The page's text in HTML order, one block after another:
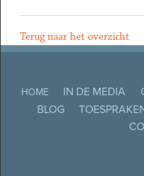
Terug naar het overzicht
HOME IN DE MEDIA
BLOG